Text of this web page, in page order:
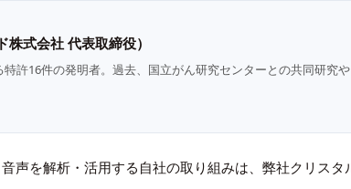
式会社 代表取締役）
許16件の発明者。過去、国立がん研究センターとの共同研究
音声を解析・活用する自社の取り組みは、弊社クリスタ